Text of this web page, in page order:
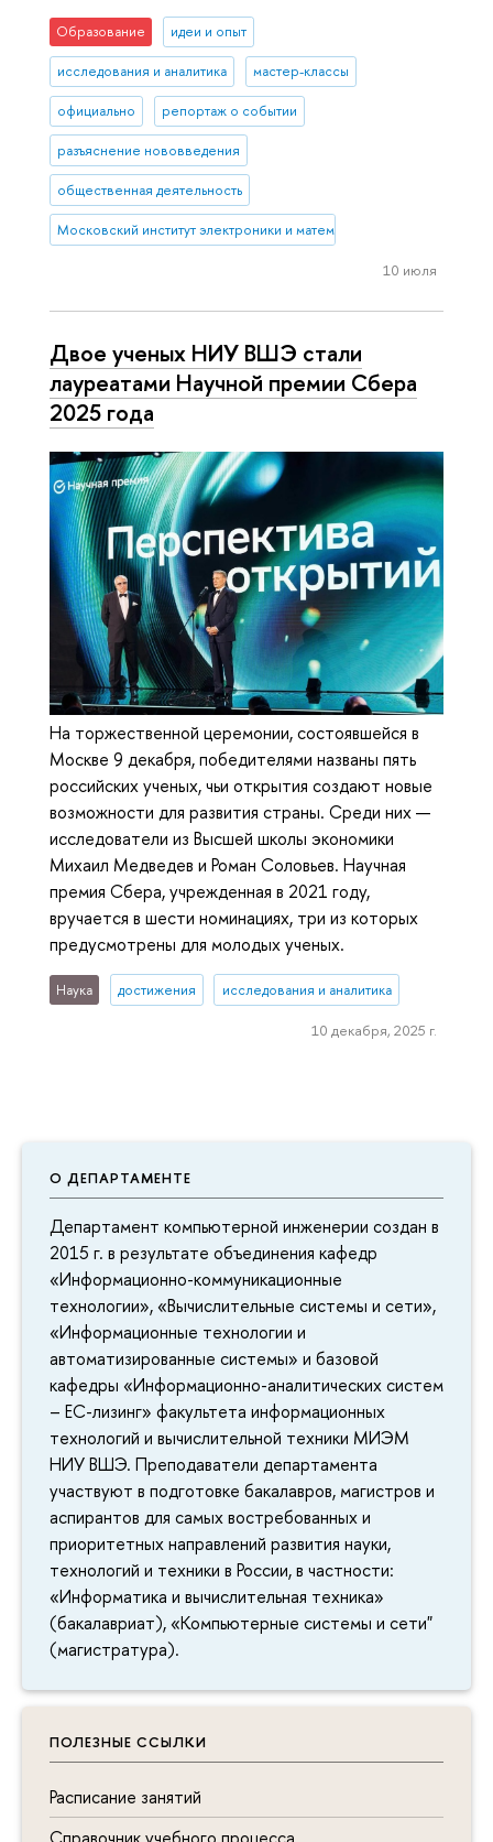
О ДЕПАРТАМЕНТЕ
Департамент компьютерной инженерии создан в
2015 г. в результате объединения кафедр
«Информационно-коммуникационные
технологии», «Вычислительные системы и сети»,
«Информационные технологии и
автоматизированные системы» и базовой
кафедры «Информационно-аналитических систем
– ЕС-лизинг» факультета информационных
технологий и вычислительной техники МИЭМ
НИУ ВШЭ. Преподаватели департамента
участвуют в подготовке бакалавров, магистров и
аспирантов для самых востребованных и
приоритетных направлений развития науки,
технологий и техники в России, в частности:
«Информатика и вычислительная техника»
(бакалавриат), «Компьютерные системы и сети"
(магистратура).
ПОЛЕЗНЫЕ ССЫЛКИ
Расписание занятий
Справочник учебного процесса
Образование идеи и опыт
исследования и аналитика мастер-классы
официально репортаж о событии
разъяснение нововведения
общественная деятельность
Московский институт электроники и математики им. А.Н. Тихонова
10 июля
Двое ученых НИУ ВШЭ стали
лауреатами Научной премии Сбера
2025 года
На торжественной церемонии, состоявшейся в
Москве 9 декабря, победителями названы пять
российских ученых, чьи открытия создают новые
возможности для развития страны. Среди них —
исследователи из Высшей школы экономики
Михаил Медведев и Роман Соловьев. Научная
премия Сбера, учрежденная в 2021 году,
вручается в шести номинациях, три из которых
предусмотрены для молодых ученых.
Наука достижения исследования и аналитика
10 декабря, 2025 г.